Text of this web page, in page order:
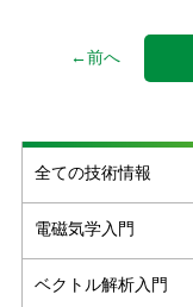
←前へ
全ての技術情報
電磁気学入門
ベクトル解析入門